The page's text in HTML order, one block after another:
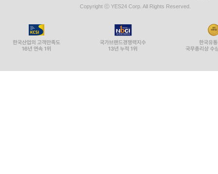
Copyright ⓒ YES24 Corp. All Rights Reserved.